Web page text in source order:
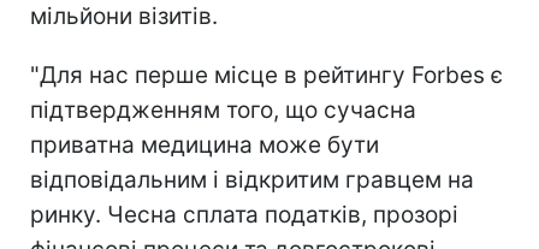
мільйони візитів.
"Для нас перше місце в рейтингу Forbes є
підтвердженням того, що сучасна
приватна медицина може бути
відповідальним і відкритим гравцем на
ринку. Чесна сплата податків, прозорі